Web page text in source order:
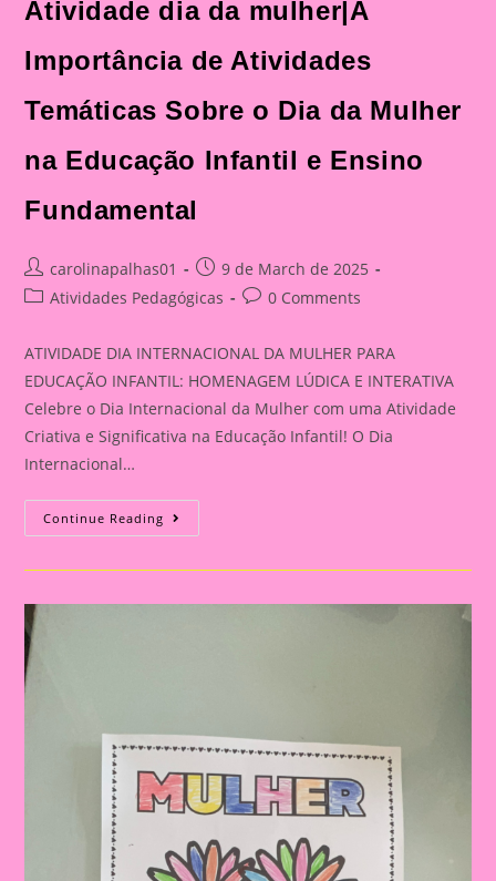
Atividade dia da mulher|A
Importância de Atividades
Temáticas Sobre o Dia da Mulher
na Educação Infantil e Ensino
Fundamental
Post
author:
carolinapalhas01
Post
published:
9 de March de 2025
PostAtividades Pedagógicas
Post0 Comments
ATIVIDADE DIA INTERNACIONAL DA MULHER PARA
EDUCAÇÃO INFANTIL: HOMENAGEM LÚDICA E INTERATIVA
Celebre o Dia Internacional da Mulher com uma Atividade
Criativa e Significativa na Educação Infantil! O Dia
Internacional…
Continue Reading Atividade
Dia
Atividades
Educação
Infantil
Ensino
Fundamental